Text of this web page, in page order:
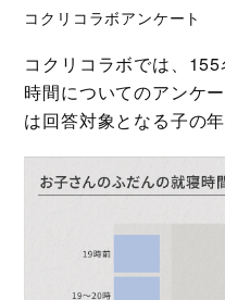
コクリコラボアンケート
コクリコラボでは、
時間についてのアンケ
は回答対象となる子の年